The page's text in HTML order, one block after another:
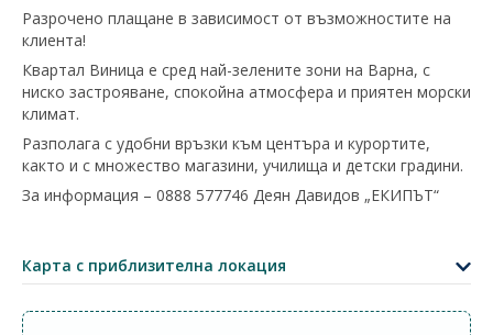
Разрочено плащане в зависимост от възможностите на
клиента!
Квартал Виница е сред най-зелените зони на Варна, с
ниско застрояване, спокойна атмосфера и приятен морски
климат.
Разполага с удобни връзки към центъра и курортите,
както и с множество магазини, училища и детски градини.
За информация – 0888 577746 Деян Давидов „ЕКИПЪТ“
Карта с приблизителна локация